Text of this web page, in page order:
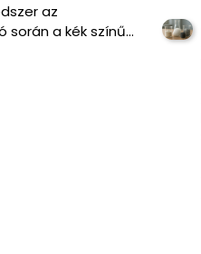
az
során a kék színű…